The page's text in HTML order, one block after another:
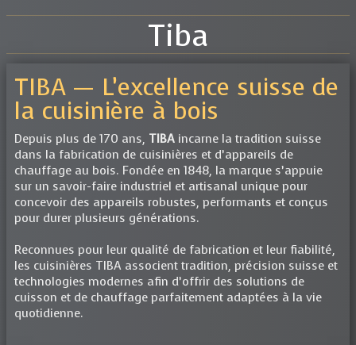
Galerie▼
Marques
Contact
Tiba
TIBA — L’excellence suisse de
la cuisinière à bois
Depuis plus de 170 ans, TIBA incarne la tradition suisse
dans la fabrication de cuisinières et d’appareils de
chauffage au bois. Fondée en 1848, la marque s’appuie
sur un savoir-faire industriel et artisanal unique pour
concevoir des appareils robustes, performants et conçus
pour durer plusieurs générations.
Reconnues pour leur qualité de fabrication et leur fiabilité,
les cuisinières TIBA associent tradition, précision suisse et
technologies modernes afin d’offrir des solutions de
cuisson et de chauffage parfaitement adaptées à la vie
quotidienne.